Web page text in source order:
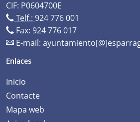
CIF: P0604700E
Telf.: 924 776 001
Fax: 924 776 017
E-mail:
Enlaces
Inicio
Contacte
Mapa web